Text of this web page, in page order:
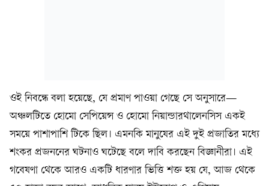
ওই নিবন্ধে বলা হয়েছে, যে প্রমাণ পাওয়া গেছে সে অনুসারে—
অঞ্চলটিতে হোমো সেপিয়েন্স ও হোমো নিয়ান্ডারথালেনসিস একই
সময়ে পাশাপাশি টিকে ছিল। এমনকি মানুষের এই দুই প্রজাতির মধ্যে
শংকর প্রজননের ঘটনাও ঘটেছে বলে দাবি করছেন বিজ্ঞানীরা। এই
গবেষণা থেকে আরও একটি ধারণার ভিত্তি শক্ত হয় যে, আজ থেকে